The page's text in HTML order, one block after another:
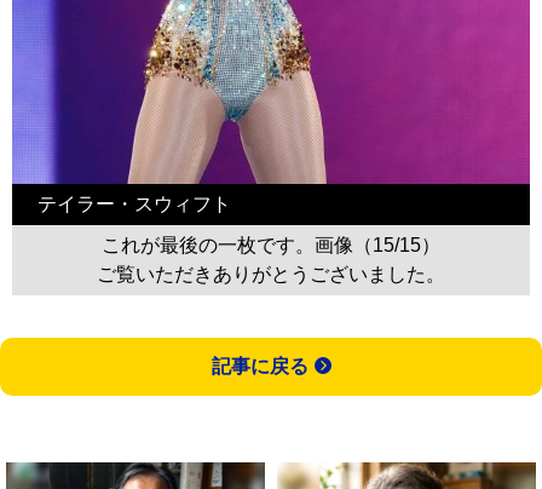
テイラー・スウィフト
これが最後の一枚です。画像（15/15）
ご覧いただきありがとうございました。
記事に戻る